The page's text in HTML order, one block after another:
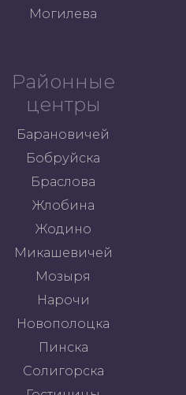
Могилева
Районные
центры
Барановичей
Бобруйска
Браслова
Жлобина
Жодино
Микашевичей
Мозыря
Нарочи
Новополоцка
Пинска
Солигорска